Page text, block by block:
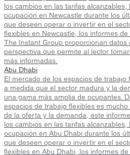
los cambios en las tarifas
ocupación en Newcastle durante los
que deseen operar o invertir en el
flexibles en Newcastle, los informes
The Instant Group proporcionan datos
perspectiva que permite al lector
más informadas.
Abu Dhabi
El mercado de los espacios de
a medida que el sector madura y la
una gama más amplia de ocupantes.
espacios de trabajo flexibles es
de la oferta y la demanda, este
los cambios en las tarifas
ocupación en Abu Dhabi durante los
que deseen operar o invertir en el
flexibles en Abu Dhabi, los informes